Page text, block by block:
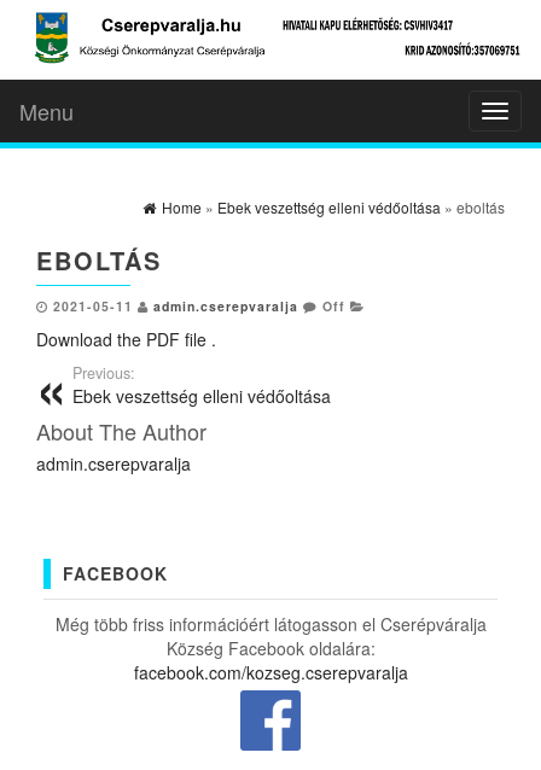
Menu
Home » Ebek veszettség elleni védőoltása » eboltás
EBOLTÁS
2021-05-11 admin.cserepvaralja Off
Download the PDF file .
Previous:
Ebek veszettség elleni védőoltása
About The Author
admin.cserepvaralja
FACEBOOK
Még több friss információért látogasson el Cserépváralja
Község Facebook oldalára:
facebook.com/kozseg.cserepvaralja